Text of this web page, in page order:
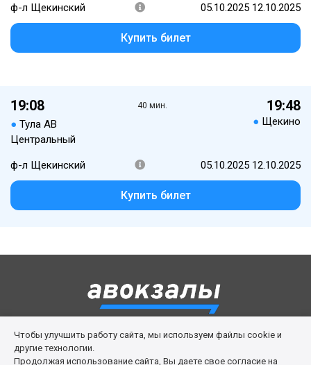
ф-л Щекинский 05.10.2025 12.10.2025
Купить билет
19:08
● Тула АВ
Центральный
40 мин. 19:48
● Щекино
ф-л Щекинский 05.10.2025 12.10.2025
Купить билет
Правила сервиса Политика cookies
Чтобы улучшить работу сайта, мы используем файлы cookie и
другие технологии.
Продолжая использование сайта, Вы даете свое согласие на